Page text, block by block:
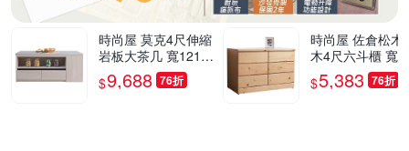
時尚屋 莫克4尺伸縮
岩板大茶几 寬121x
深60x高52.6公分-台
灣製/免組裝/茶几
$9,688 76折
時尚屋 佐倉松木實
木4尺六斗櫃 寬
深58x高76cm
$5,383 76折